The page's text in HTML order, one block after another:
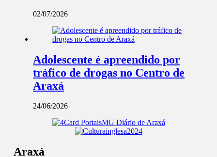
02/07/2026
Adolescente é apreendido por
tráfico de drogas no Centro de
Araxá
24/06/2026
Araxá